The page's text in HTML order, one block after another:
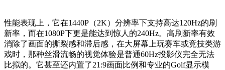
性能表现上，它在1440P（2K）分辨率下支持高达120Hz的刷
新率，而在1080P下更是能达到惊人的240Hz。高刷新率有效
消除了画面的撕裂感和滞后感，在大屏幕上玩赛车或竞技类游
戏时，那种丝滑流畅的视觉体验是普通60Hz投影仪完全无法
比拟的。它甚至还内置了21:9画面比例和专业的Golf显示模